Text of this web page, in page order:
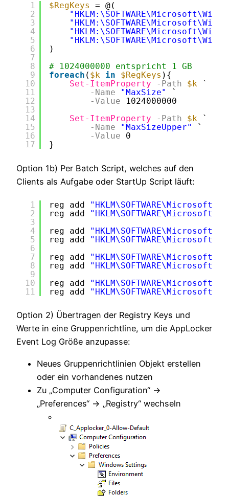
1
2
3
4
5
6
7
8
9
10
11
12
13
14
15
16
17
$RegKeys
= @(
)
# 1024000000 entspricht 1 GB
foreach ( $k in $RegKeys ){
Set-ItemProperty
-Path $k
`
-Name
"MaxSize"
`
-Value
1024000000
Set-ItemProperty
-Path $k
`
-Name
"MaxSizeUpper"
`
-Value
0
}
Option 1b) Per Batch Script, welches auf den
Clients als Aufgabe oder StartUp Script läuft:
1
2
3
4
5
6
7
8
9
10
11
reg add
reg add
reg add
reg add
reg add
reg add
reg add
reg add
Option 2) Übertragen der Registry Keys und
Werte in eine Gruppenrichtline, um die AppLocker
Event Log Größe anzupasse:
Neues Gruppenrichtlinien Objekt erstellen
oder ein vorhandenes nutzen
Zu „Computer Configuration“ ->
„Preferences“ -> „Registry“ wechseln